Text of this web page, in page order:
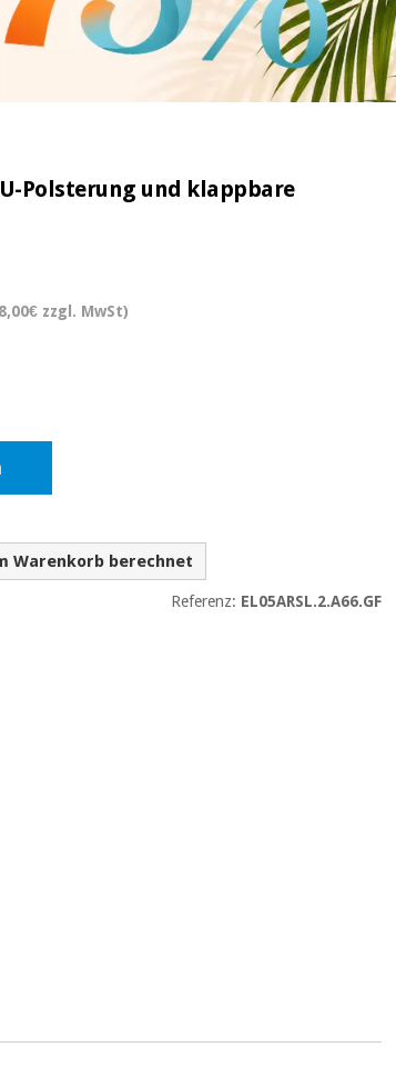
Polsterung und klappbare
zzgl. MwSt)
Warenkorb berechnet
Referenz: EL05ARSL.2.A66.GF